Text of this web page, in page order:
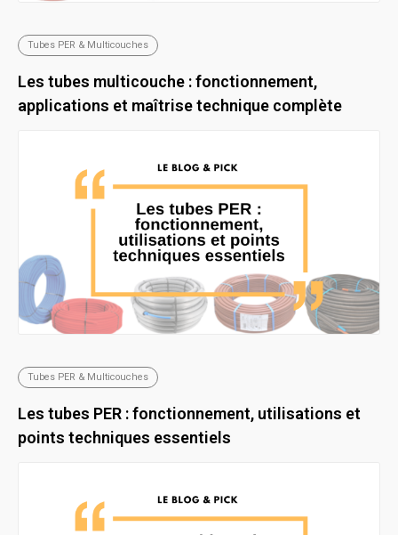
Tubes PER & Multicouches
Les tubes multicouche : fonctionnement,
applications et maîtrise technique complète
Tubes PER & Multicouches
Les tubes PER : fonctionnement, utilisations et
points techniques essentiels